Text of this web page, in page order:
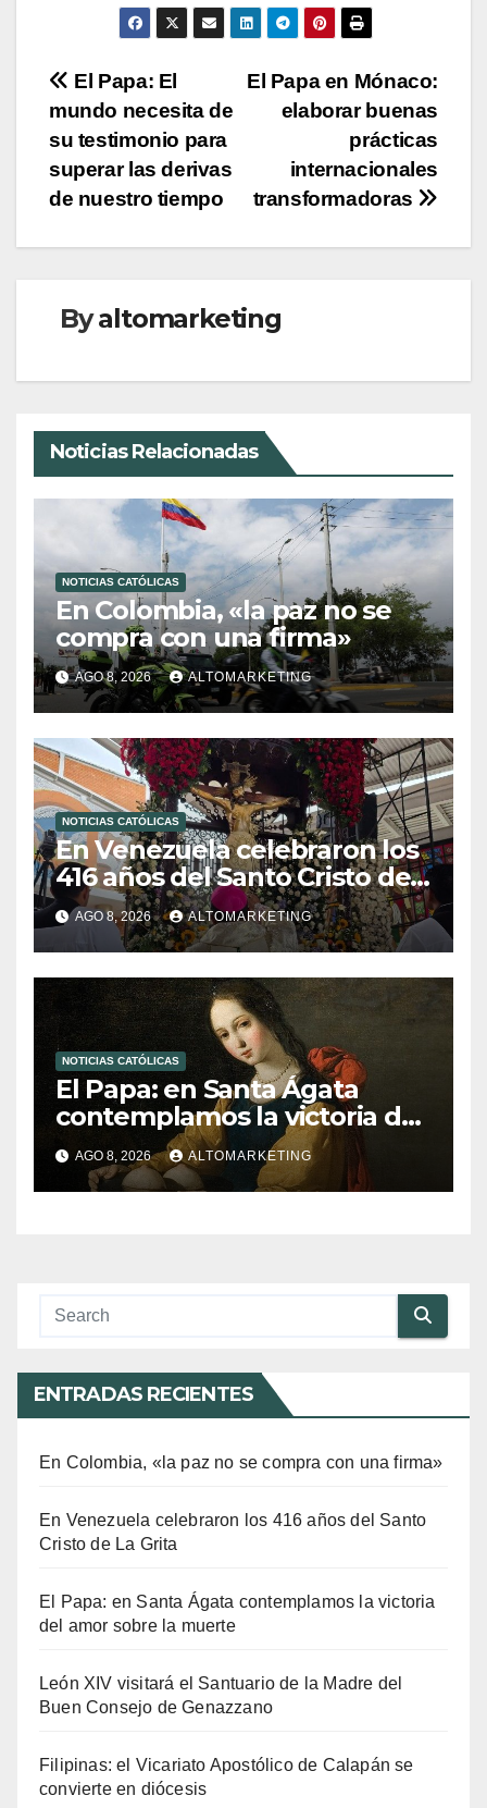
Navegación
de
entradas
El Papa en Mónaco:
elaborar buenas
prácticas
internacionales
transformadoras
El Papa: El
mundo necesita de
su testimonio para
superar las derivas
de nuestro tiempo
Byaltomarketing
Noticias Relacionadas
NOTICIAS CATÓLICAS
En Colombia, «la paz no se
compra con una firma»
AGO 8, 2026 ALTOMARKETING
NOTICIAS CATÓLICAS
En Venezuela celebraron los
416 años del Santo Cristo de
La Grita
AGO 8, 2026 ALTOMARKETING
NOTICIAS CATÓLICAS
El Papa: en Santa Ágata
contemplamos la victoria del
amor sobre la muerte
AGO 8, 2026 ALTOMARKETING
ENTRADAS RECIENTES
En Colombia, «la paz no se compra con una firma»
En Venezuela celebraron los 416 años del Santo
Cristo de La Grita
El Papa: en Santa Ágata contemplamos la victoria
del amor sobre la muerte
León XIV visitará el Santuario de la Madre del
Buen Consejo de Genazzano
Filipinas: el Vicariato Apostólico de Calapán se
convierte en diócesis